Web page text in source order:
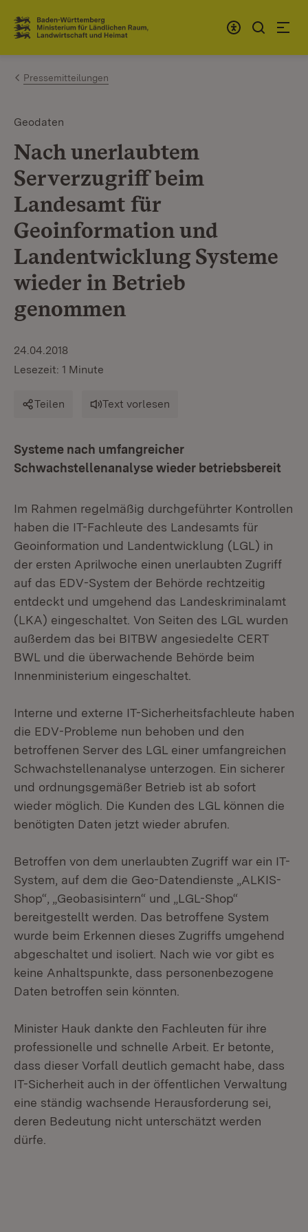
Zum Inhalt springen
Link zur Startseite
Pressemitteilungen
Geodaten
Nach unerlaubtem
Serverzugriff beim
Landesamt für
Geoinformation und
Landentwicklung Systeme
wieder in Betrieb
genommen
24.04.2018
Lesezeit: 1 Minute
Teilen Text vorlesen
Systeme nach umfangreicher
Schwachstellenanalyse wieder betriebsbereit
Im Rahmen regelmäßig durchgeführter Kontrollen
haben die IT-Fachleute des Landesamts für
Geoinformation und Landentwicklung (LGL) in
der ersten Aprilwoche einen unerlaubten Zugriff
auf das EDV-System der Behörde rechtzeitig
entdeckt und umgehend das Landeskriminalamt
(LKA) eingeschaltet. Von Seiten des LGL wurden
außerdem das bei BITBW angesiedelte CERT
BWL und die überwachende Behörde beim
Innenministerium eingeschaltet.
Interne und externe IT-Sicherheitsfachleute haben
die EDV-Probleme nun behoben und den
betroffenen Server des LGL einer umfangreichen
Schwachstellenanalyse unterzogen. Ein sicherer
und ordnungsgemäßer Betrieb ist ab sofort
wieder möglich. Die Kunden des LGL können die
benötigten Daten jetzt wieder abrufen.
Betroffen von dem unerlaubten Zugriff war ein IT-
System, auf dem die Geo-Datendienste „ALKIS-
Shop“, „Geobasisintern“ und „LGL-Shop“
bereitgestellt werden. Das betroffene System
wurde beim Erkennen dieses Zugriffs umgehend
abgeschaltet und isoliert. Nach wie vor gibt es
keine Anhaltspunkte, dass personenbezogene
Daten betroffen sein könnten.
Minister Hauk dankte den Fachleuten für ihre
professionelle und schnelle Arbeit. Er betonte,
dass dieser Vorfall deutlich gemacht habe, dass
IT-Sicherheit auch in der öffentlichen Verwaltung
eine ständig wachsende Herausforderung sei,
deren Bedeutung nicht unterschätzt werden
dürfe.